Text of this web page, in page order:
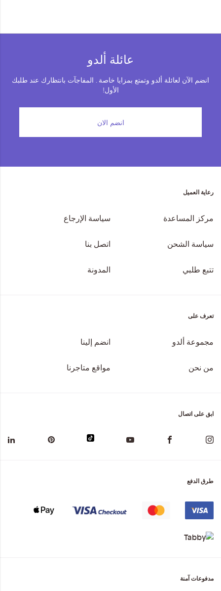
عائلة ألدو
انضم الآن لعائلة ألدو وتمتع بمزايا خاصة . المفاجآت بانتظارك عند طلبك
الأول!
انضم الان
رعاية العميل
مركز المساعدة سياسة الإرجاع
سياسة الشحن اتصل بنا
تتبع طلبي المدونة
تعرف على
مجموعة ألدو انضم إلينا
من نحن مواقع متاجرنا
ابق على اتصال
طرق الدفع
مدفوعات آمنة